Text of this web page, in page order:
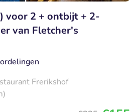
voor 2 + ontbijt + 2-
van Fletcher's
Frerikshof